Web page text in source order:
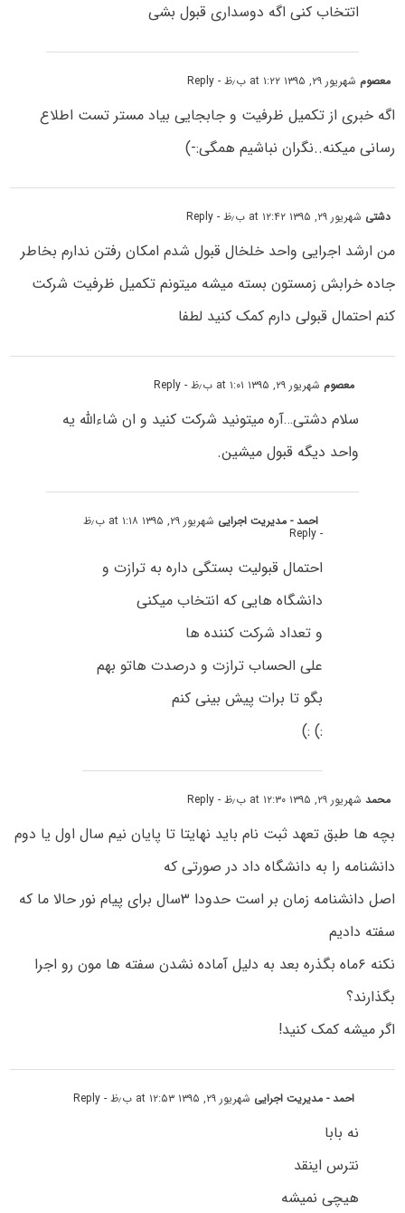
اتتخاب کنی اگه دوسداری قبول بشی
معصوم شهریور ۲۹, ۱۳۹۵ at ۱:۲۲ ب٫ظ - Reply
اگه خبری از تکمیل ظرفیت و جابجایی بیاد مستر تست اطلاع
رسانی میکنه..نگران نباشیم همگی:-)
دشتی شهریور ۲۹, ۱۳۹۵ at ۱۲:۴۲ ب٫ظ - Reply
من ارشد اجرایی واحد خلخال قبول شدم امکان رفتن ندارم بخاطر
جاده خرابش زمستون بسته میشه میتونم تکمیل ظرفیت شرکت
کنم احتمال قبولی دارم کمک کنید لطفا
معصوم شهریور ۲۹, ۱۳۹۵ at ۱:۰۱ ب٫ظ - Reply
سلام دشتی…آره میتونید شرکت کنید و ان شاءالله یه
واحد دیگه قبول میشین.
احمد - مدیریت اجرایی شهریور ۲۹, ۱۳۹۵ at ۱:۱۸ ب٫ظ
- Reply
احتمال قبولیت بستگی داره به ترازت و
دانشگاه هایی که انتخاب میکنی
و تعداد شرکت کننده ها
علی الحساب ترازت و درصدت هاتو بهم
بگو تا برات پیش بینی کنم
:) :)
محمدشهریور ۲۹, ۱۳۹۵ at ۱۲:۳۰ ب٫ظ - Reply
بچه ها طبق تعهد ثبت نام باید نهایتا تا پایان نیم سال اول یا دوم
دانشنامه را به دانشگاه داد در صورتی که
اصل دانشنامه زمان بر است حدودا ۳سال برای پیام نور حالا ما که
سفته دادیم
نکنه ۶ماه بگذره بعد به دلیل آماده نشدن سفته ها مون رو اجرا
بگذارند؟
اگر میشه کمک کنید!
احمد - مدیریت اجرایی شهریور ۲۹, ۱۳۹۵ at ۱۲:۵۳ ب٫ظ - Reply
نه بابا
نترس اینقد
هیچی نمیشه